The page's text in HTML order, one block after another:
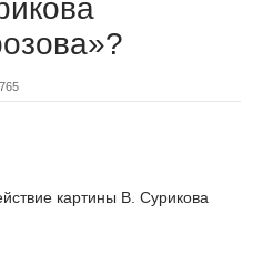
картины В. Сурикова